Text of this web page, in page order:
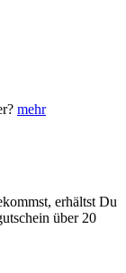
mehr
erhältst Du
über 20